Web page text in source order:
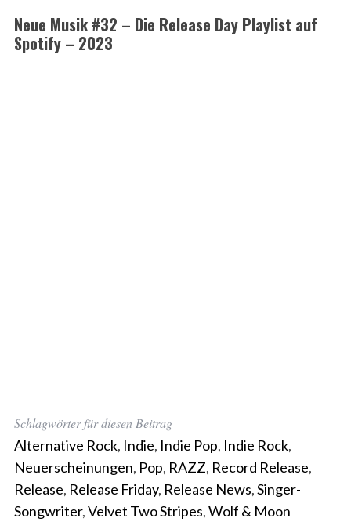
Neue Musik #32 – Die Release Day Playlist auf
Spotify – 2023
Schlagwörter für diesen Beitrag
Alternative Rock, Indie, Indie Pop, Indie Rock,
Neuerscheinungen, Pop, RAZZ, Record Release,
Release, Release Friday, Release News,Singer-
Songwriter,Velvet Two Stripes,Wolf & Moon